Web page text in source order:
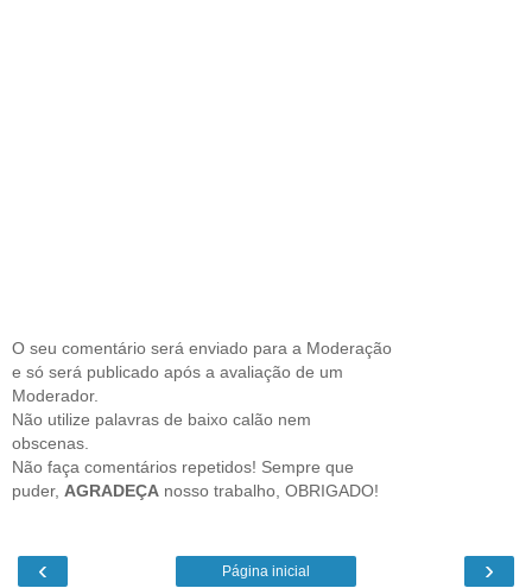
O seu comentário será enviado para a Moderação
e só será publicado após a avaliação de um
Moderador.
Não utilize palavras de baixo calão nem
obscenas.
Não faça comentários repetidos! Sempre que
puder, AGRADEÇA nosso trabalho, OBRIGADO!
‹ ›
Página inicial